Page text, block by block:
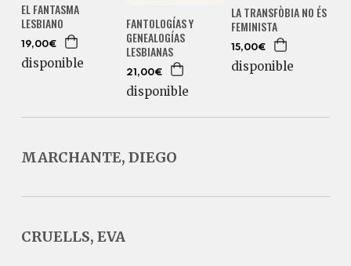
EL FANTASMA
LESBIANO
19,00€
disponible
FANTOLOGÍAS Y
GENEALOGÍAS
LESBIANAS
21,00€
disponible
LA TRANSFÒBIA NO ÉS
FEMINISTA
15,00€
disponible
MARCHANTE, DIEGO
CRUELLS, EVA